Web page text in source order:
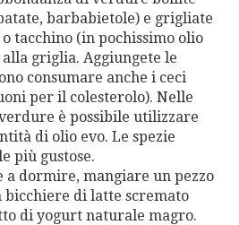
barbabietole) e grigliate
tacchino (in pochissimo olio
alla griglia. Aggiungete le
consumare anche i ceci
per il colesterolo). Nelle
è possibile utilizzare
di olio evo. Le spezie
più gustose.
a dormire, mangiare un pezzo
bicchiere di latte scremato
di yogurt naturale magro.